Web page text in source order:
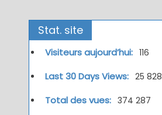
Stat. site
Visiteurs aujourd’hui: 116
Last 30 Days Views: 25 828
Total des vues: 374 287